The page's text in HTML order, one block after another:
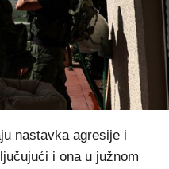
nastavka agresije i
i ona u južnom